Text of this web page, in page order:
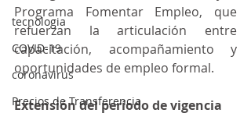
tecnologia
COVID-19
coronavirus
Precios de Transferencia
Programa Fomentar Empleo, que
refuerzan la articulación entre
capacitación, acompañamiento y
oportunidades de empleo formal.
Extensión del período de vigencia